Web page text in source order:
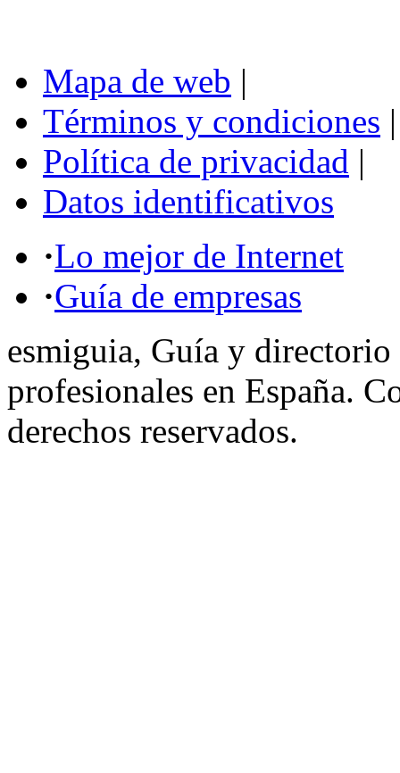
Mapa de web |
Términos y condiciones |
Política de privacidad |
Datos identificativos
·Lo mejor de Internet
·Guía de empresas
esmiguia, Guía y directorio
profesionales en España.
derechos reservados.